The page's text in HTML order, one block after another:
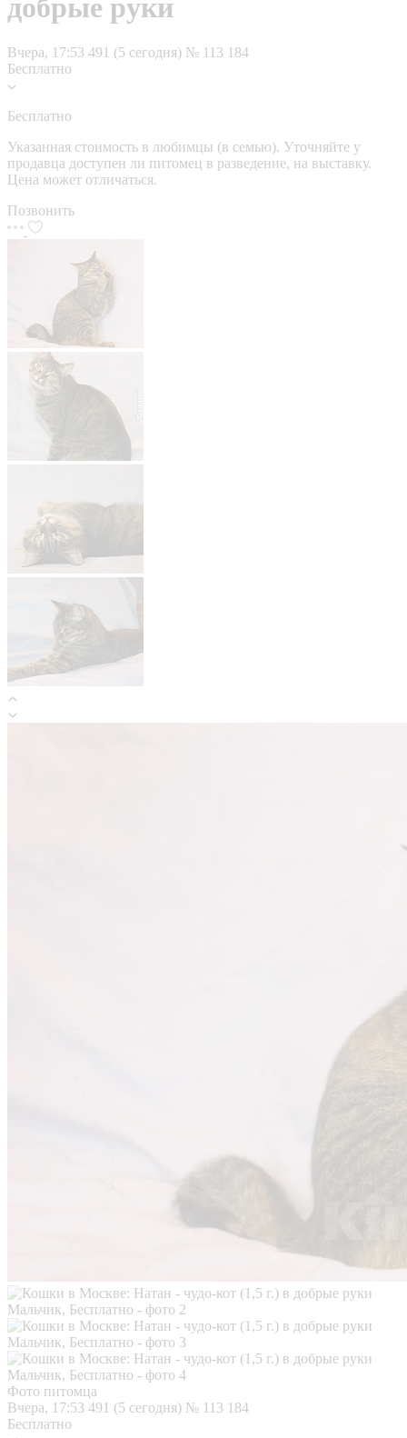
добрые руки
Вчера, 17:53 491 (5 сегодня) № 113 184
Бесплатно
Бесплатно
Указанная стоимость в любимцы (в семью). Уточняйте у
продавца доступен ли питомец в разведение, на выставку.
Цена может отличаться.
Позвонить
Фото питомца
Вчера, 17:53 491 (5 сегодня) № 113 184
Бесплатно